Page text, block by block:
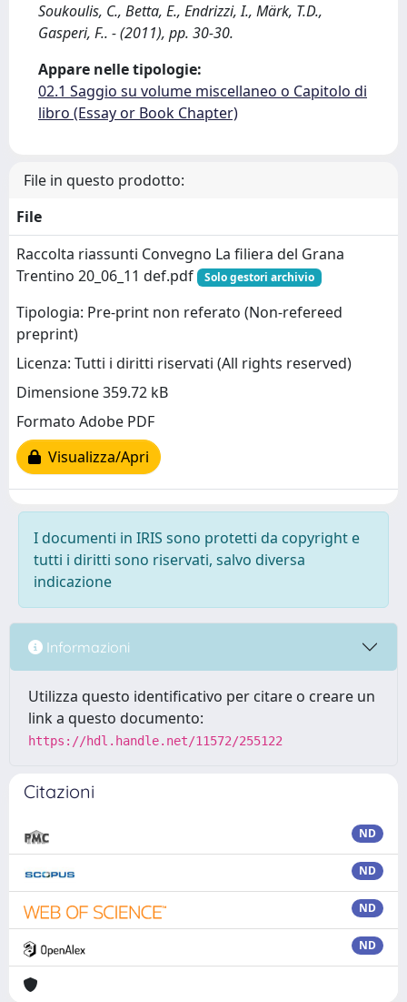
Soukoulis, C., Betta, E., Endrizzi, I., Märk, T.D.,
Gasperi, F.. - (2011), pp. 30-30.
Appare nelle tipologie:
02.1 Saggio su volume miscellaneo o Capitolo di
libro (Essay or Book Chapter)
File in questo prodotto:
File
Raccolta riassunti Convegno La filiera del Grana
Trentino 20_06_11 def.pdf
Solo gestori archivio
Tipologia: Pre-print non referato (Non-refereed
preprint)
Licenza: Tutti i diritti riservati (All rights reserved)
Dimensione 359.72 kB
Formato Adobe PDF
Visualizza/Apri
I documenti in IRIS sono protetti da copyright e
tutti i diritti sono riservati, salvo diversa
indicazione
Informazioni
Utilizza questo identificativo per citare o creare un
link a questo documento:
https://hdl.handle.net/11572/255122
Citazioni
ND
ND
ND
ND